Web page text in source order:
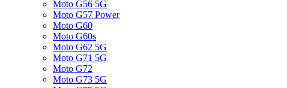
Moto G56 5G
Moto G57 Power
Moto G60
Moto G60s
Moto G62 5G
Moto G71 5G
Moto G72
Moto G73 5G